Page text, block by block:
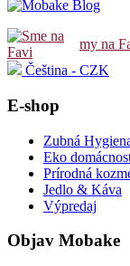
my na
Čeština - CZK
E-shop
Zubná
Eko
Prírodná
Jedlo & Káva
Výpredaj
Objav Mobake